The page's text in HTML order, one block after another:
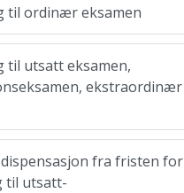
til ordinær eksamen
til utsatt eksamen,
ekstraordinær
fra fristen for
til utsatt-